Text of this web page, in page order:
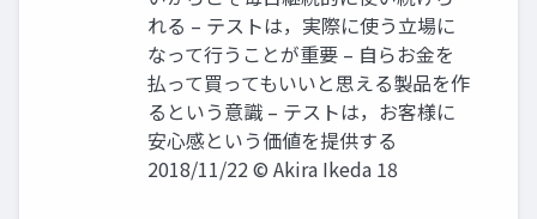
れる – テストは，実際に使う立場に
なって行うことが重要 – 自らお金を
払って買ってもいいと思える製品を作
るという意識 – テストは，お客様に
安心感という価値を提供する
2018/11/22 © Akira Ikeda 18